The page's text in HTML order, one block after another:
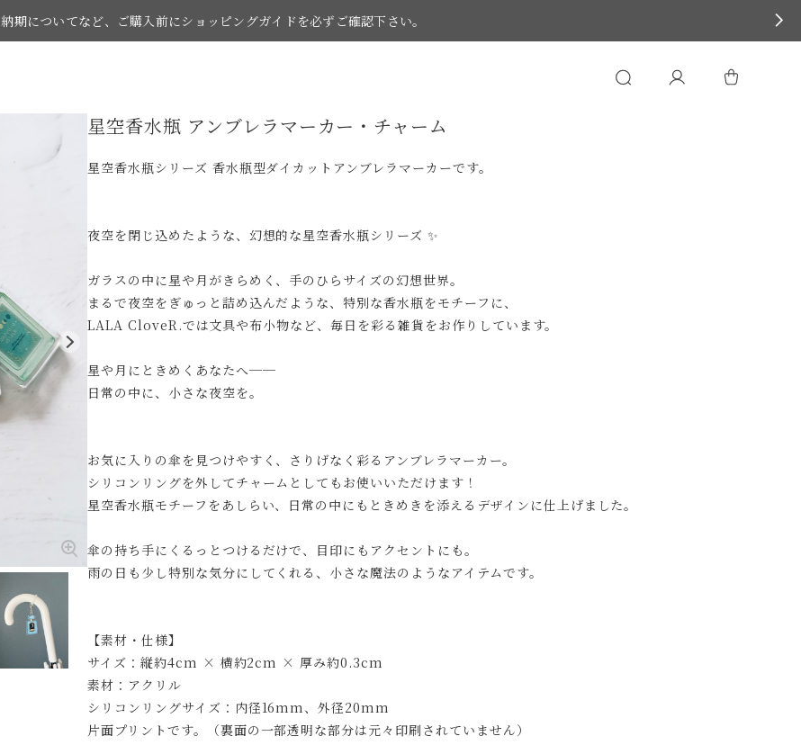
納期についてなど、ご購入前にショッピングガイドを必ずご確認下さい。
お買い物の際はショッピングガイドをご覧下さい。
星空香水瓶 アンブレラマーカー・チャーム
星空香水瓶シリーズ 香水瓶型ダイカットアンブレラマーカーです。
夜空を閉じ込めたような、幻想的な星空香水瓶シリーズ ✨
ガラスの中に星や月がきらめく、手のひらサイズの幻想世界。
まるで夜空をぎゅっと詰め込んだような、特別な香水瓶をモチーフに、
LALA CloveR.では文具や布小物など、毎日を彩る雑貨をお作りしています。
星や月にときめくあなたへ──
日常の中に、小さな夜空を。
お気に入りの傘を見つけやすく、さりげなく彩るアンブレラマーカー。
シリコンリングを外してチャームとしてもお使いいただけます！
星空香水瓶モチーフをあしらい、日常の中にもときめきを添えるデザインに仕上げました。
傘の持ち手にくるっとつけるだけで、目印にもアクセントにも。
雨の日も少し特別な気分にしてくれる、小さな魔法のようなアイテムです。
【素材・仕様】
サイズ：縦約4cm × 横約2cm × 厚み約0.3cm
素材：アクリル
シリコンリングサイズ：内径16mm、外径20mm
片面プリントです。（裏面の一部透明な部分は元々印刷されていません）